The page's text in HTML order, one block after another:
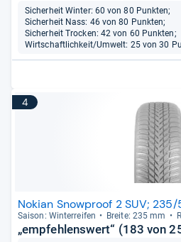
Sicherheit Winter: 60 von 80 Punkten;
Sicherheit Nass: 46 von 80 Punkten;
Sicherheit Trocken: 42 von 60 Punkten;
Wirtschaftlichkeit/Umwelt: 25 von 30
4
Nokian Snowproof 2 SUV; 235/
Sai­son: Win­ter­rei­fen Breite: 235 mm
„empfehlenswert“ (183 von